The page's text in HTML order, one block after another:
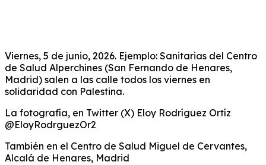
Viernes, 5 de junio, 2026. Ejemplo: Sanitarias del Centro
de Salud Alperchines (San Fernando de Henares,
Madrid) salen a las calle todos los viernes en
solidaridad con Palestina.
La fotografía, en Twitter (X) Eloy Rodríguez Ortíz
@EloyRodrguezOr2
También en el Centro de Salud Miguel de Cervantes,
Alcalá de Henares, Madrid